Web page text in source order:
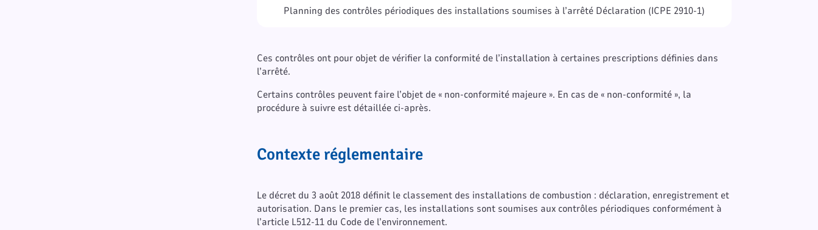
Planning des contrôles périodiques des installations soumises à l’arrêté Déclaration (ICPE 2910-1)
Ces contrôles ont pour objet de vérifier la conformité de l’installation à certaines prescriptions définies dans
l’arrêté.
Certains contrôles peuvent faire l’objet de « non-conformité majeure ». En cas de « non-conformité », la
procédure à suivre est détaillée ci-après.
Contexte réglementaire
Le décret du 3 août 2018 définit le classement des installations de combustion : déclaration, enregistrement et
autorisation. Dans le premier cas, les installations sont soumises aux contrôles périodiques conformément à
l’article L512-11 du Code de l’environnement.